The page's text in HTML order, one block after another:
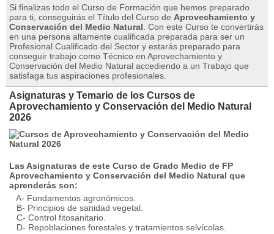
Si finalizas todo el Curso de Formación que hemos preparado
para ti, conseguirás el Título del Curso de Aprovechamiento y
Conservación del Medio Natural . Con este Curso te convertirás
en una persona altamente cualificada preparada para ser un
Profesional Cualificado del Sector y estarás preparado para
conseguir trabajo como Técnico en Aprovechamiento y
Conservación del Medio Natural accediendo a un Trabajo que
satisfaga tus aspiraciones profesionales.
Asignaturas y Temario de los Cursos de
Aprovechamiento y Conservación del Medio Natural
2026
Las Asignaturas de este Curso de Grado Medio de FP
Aprovechamiento y Conservación del Medio Natural que
aprenderás son:
A- Fundamentos agronómicos.
B- Principios de sanidad vegetal.
C- Control fitosanitario.
D- Repoblaciones forestales y tratamientos selvícolas.